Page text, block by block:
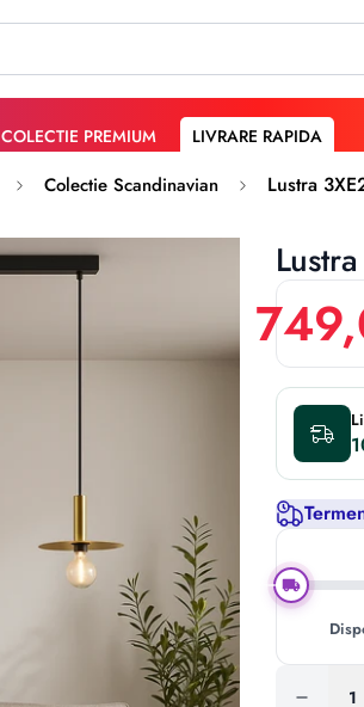
COLECTIE PREMIUM LIVRARE RAPIDA
Colectie Scandinavian Lustra